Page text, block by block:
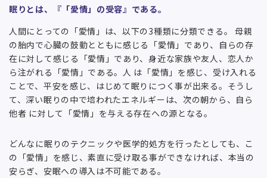
眠りとは、『「愛情」の受容』である。
人間にとっての「愛情」は、以下の3種類に分類できる。 母親
の胎内で心臓の鼓動とともに感じる「愛情」であり、自らの存
在に対して感じる「愛情」であり、身近な家族や友人、恋人か
ら注がれる「愛情」である。人 は「愛情」を感じ、受け入れる
ことで、平安を感じ、はじめて眠りにつく事が出来る。そうし
て、深い眠りの中で培われたエネルギーは、次の朝から、自ら
他者 に対して「愛情」を与える存在への源となる。
どんなに眠りのテクニックや医学的処方を行ったとしても、こ
の「愛情」を感じ、素直に受け取る事ができなければ、本当の
安らぎ、安眠への導入は不可能である。